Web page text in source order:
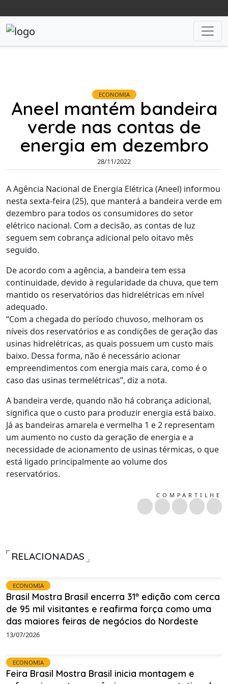
ECONOMIA
Aneel mantém bandeira
verde nas contas de
energia em dezembro
28/11/2022
A Agência Nacional de Energia Elétrica (Aneel) informou
nesta sexta-feira (25), que manterá a bandeira verde em
dezembro para todos os consumidores do setor
elétrico nacional. Com a decisão, as contas de luz
seguem sem cobrança adicional pelo oitavo mês
seguido.
De acordo com a agência, a bandeira tem essa
continuidade, devido à regularidade da chuva, que tem
mantido os reservatórios das hidrelétricas em nível
adequado.
“Com a chegada do período chuvoso, melhoram os
níveis dos reservatórios e as condições de geração das
usinas hidrelétricas, as quais possuem um custo mais
baixo. Dessa forma, não é necessário acionar
empreendimentos com energia mais cara, como é o
caso das usinas termelétricas”, diz a nota.
A bandeira verde, quando não há cobrança adicional,
significa que o custo para produzir energia está baixo.
Já as bandeiras amarela e vermelha 1 e 2 representam
um aumento no custo da geração de energia e a
necessidade de acionamento de usinas térmicas, o que
está ligado principalmente ao volume dos
reservatórios.
COMPARTILHE
RELACIONADAS
ECONOMIA
Brasil Mostra Brasil encerra 31ª edição com cerca
de 95 mil visitantes e reafirma força como uma
das maiores feiras de negócios do Nordeste
13/07/2026
ECONOMIA
Feira Brasil Mostra Brasil inicia montagem e